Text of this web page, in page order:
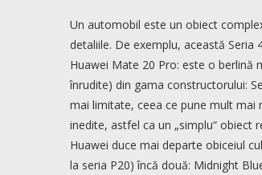
Un automobil este un obiect
detaliile. De exemplu, această
Huawei Mate 20 Pro: este o berlină
înrudite) din gama constructorului:
mai limitate, ceea ce pune mult mai
inedite, astfel ca un „simplu“ obiect
Huawei duce mai departe obiceiul
la seria P20) încă două: Midnight